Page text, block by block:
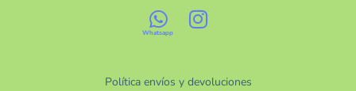
Política envíos y devoluciones